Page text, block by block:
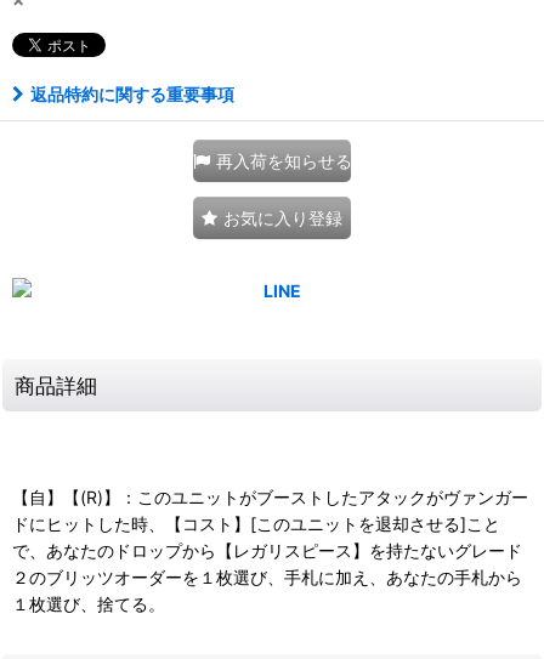
返品特約に関する重要事項
再入荷を知らせる
お気に入り登録
商品詳細
【自】【(R)】：このユニットがブーストしたアタックがヴァンガー
ドにヒットした時、【コスト】[このユニットを退却させる]こと
で、あなたのドロップから【レガリスピース】を持たないグレード
２のブリッツオーダーを１枚選び、手札に加え、あなたの手札から
１枚選び、捨てる。